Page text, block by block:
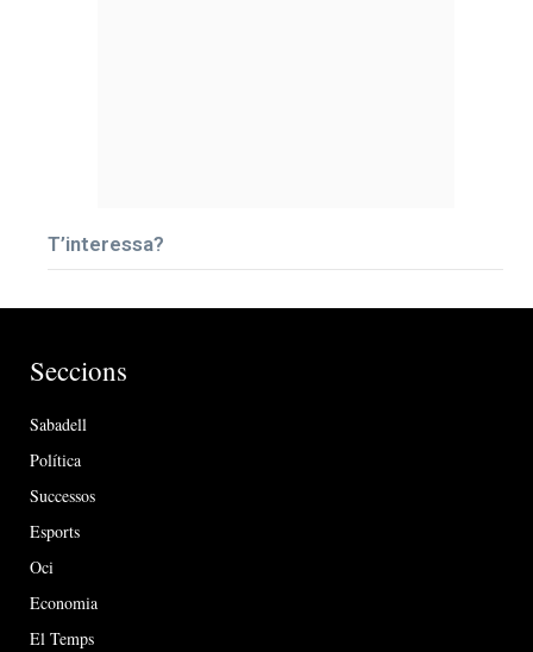
T’interessa?
Seccions
Sabadell
Política
Successos
Esports
Oci
Economia
El Temps